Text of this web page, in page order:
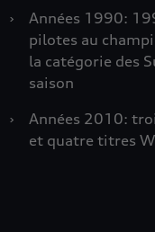
›
Années 1990:
pilotes au
la catégorie des
saison
›
Années 2010:
et quatre titres